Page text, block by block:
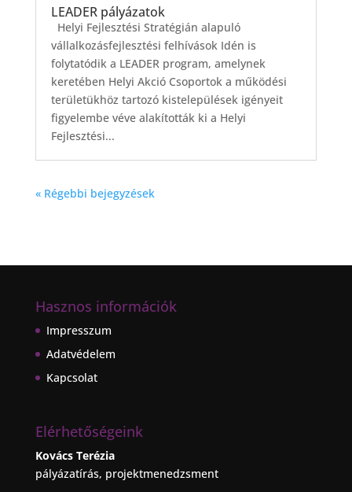
LEADER pályázatok
Helyi Fejlesztési Stratégián alapuló
vállalkozásfejlesztési felhívások Idén is
folytatódik a LEADER program, amelynek
keretében Helyi Akció Csoportok a működési
területükhöz tartozó kistelepülések igényeit
figyelembe véve alakították ki a Helyi
Fejlesztési...
« Régebbi bejegyzések
Hasznos információk
Impresszum
Adatvédelem
Kapcsolat
Elérhetőségeink
Kovács Terézia
pályázatírás, projektmenedzsment